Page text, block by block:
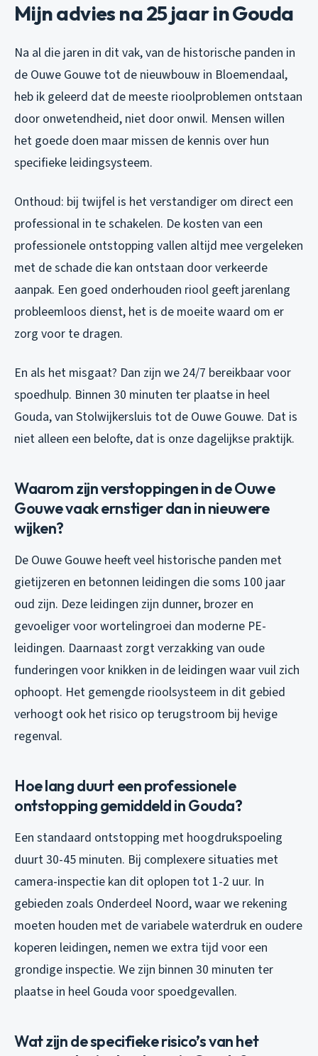
Mijn advies na 25 jaar in Gouda
Na al die jaren in dit vak, van de historische panden in
de Ouwe Gouwe tot de nieuwbouw in Bloemendaal,
heb ik geleerd dat de meeste rioolproblemen ontstaan
door onwetendheid, niet door onwil. Mensen willen
het goede doen maar missen de kennis over hun
specifieke leidingsysteem.
Onthoud: bij twijfel is het verstandiger om direct een
professional in te schakelen. De kosten van een
professionele ontstopping vallen altijd mee vergeleken
met de schade die kan ontstaan door verkeerde
aanpak. Een goed onderhouden riool geeft jarenlang
probleemloos dienst, het is de moeite waard om er
zorg voor te dragen.
En als het misgaat? Dan zijn we 24/7 bereikbaar voor
spoedhulp. Binnen 30 minuten ter plaatse in heel
Gouda, van Stolwijkersluis tot de Ouwe Gouwe. Dat is
niet alleen een belofte, dat is onze dagelijkse praktijk.
Waarom zijn verstoppingen in de Ouwe
Gouwe vaak ernstiger dan in nieuwere
wijken?
De Ouwe Gouwe heeft veel historische panden met
gietijzeren en betonnen leidingen die soms 100 jaar
oud zijn. Deze leidingen zijn dunner, brozer en
gevoeliger voor wortelingroei dan moderne PE-
leidingen. Daarnaast zorgt verzakking van oude
funderingen voor knikken in de leidingen waar vuil zich
ophoopt. Het gemengde rioolsysteem in dit gebied
verhoogt ook het risico op terugstroom bij hevige
regenval.
Hoe lang duurt een professionele
ontstopping gemiddeld in Gouda?
Een standaard ontstopping met hoogdrukspoeling
duurt 30-45 minuten. Bij complexere situaties met
camera-inspectie kan dit oplopen tot 1-2 uur. In
gebieden zoals Onderdeel Noord, waar we rekening
moeten houden met de variabele waterdruk en oudere
koperen leidingen, nemen we extra tijd voor een
grondige inspectie. We zijn binnen 30 minuten ter
plaatse in heel Gouda voor spoedgevallen.
Wat zijn de specifieke risico’s van het